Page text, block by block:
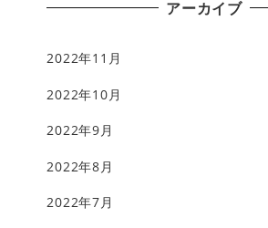
アーカイブ
2022年11月
2022年10月
2022年9月
2022年8月
2022年7月